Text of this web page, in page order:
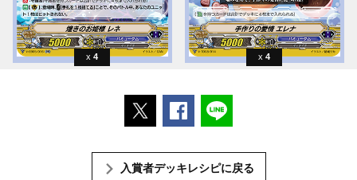
4 4
ポストするFacebookでシェアする
入賞者デッキレシピに戻る